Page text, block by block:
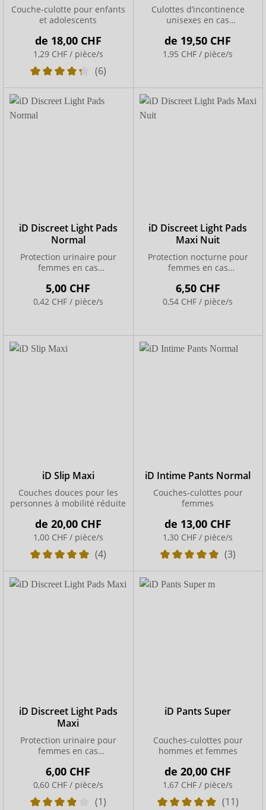
Couche-culotte pour enfants
et adolescents
de 18,00 CHF
1,29 CHF / pièce/s
(6)
Culottes d’incontinence
unisexes en cas
de 19,50 CHF
1,95 CHF / pièce/s
iD Discreet Light Pads
Normal
Protection urinaire pour
femmes en cas
5,00 CHF
0,42 CHF / pièce/s
iD Discreet Light Pads
Maxi Nuit
Protection nocturne pour
femmes en cas
6,50 CHF
0,54 CHF / pièce/s
iD Slip Maxi
Couches douces pour les
personnes à mobilité réduite
de 20,00 CHF
1,00 CHF / pièce/s
(4)
iD Intime Pants Normal
Couches-culottes pour
femmes
de 13,00 CHF
1,30 CHF / pièce/s
(3)
iD Discreet Light Pads
Maxi
Protection urinaire pour
femmes en cas
6,00 CHF
0,60 CHF / pièce/s
(1)
iD Pants Super
Couches-culottes pour
hommes et femmes
de20,00 CHF
1,67 CHF / pièce/s
(11)